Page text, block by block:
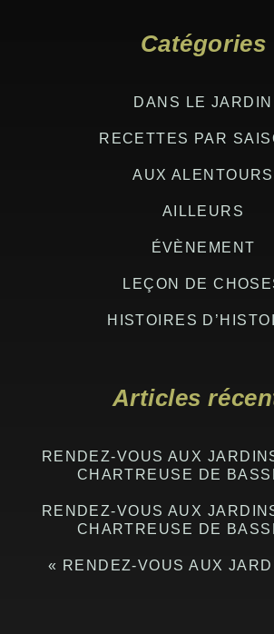
Catégories
DANS LE JARDIN
RECETTES PAR
AUX ALENTOURS
AILLEURS
ÉVÈNEMENT
LEÇON DE
HISTOIRES
Articles
RENDEZ-VOUS AUX
CHARTREUSE DE
RENDEZ-VOUS AUX
CHARTREUSE DE
« RENDEZ-VOUS AUX